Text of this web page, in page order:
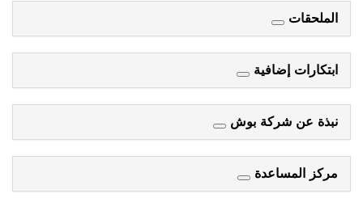
الملحقات
ابتكارات إضافية
نبذة عن شركة بوش
مركز المساعدة